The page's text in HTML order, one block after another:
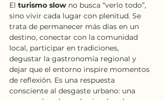
El turismo slow no busca “verlo todo”,
sino vivir cada lugar con plenitud. Se
trata de permanecer más días en un
destino, conectar con la comunidad
local, participar en tradiciones,
degustar la gastronomía regional y
dejar que el entorno inspire momentos
de reflexión. Es una respuesta
consciente al desgaste urbano: una